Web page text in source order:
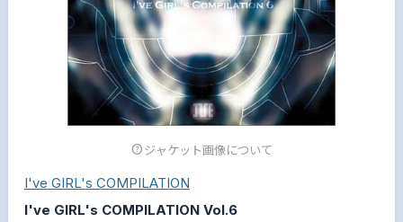
ジャケット画像について
I've GIRL's COMPILATION
I've GIRL's COMPILATION Vol.6